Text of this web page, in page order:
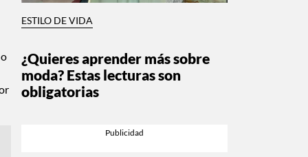
ESTILO DE VIDA
¿Quieres aprender más sobre
moda? Estas lecturas son
obligatorias